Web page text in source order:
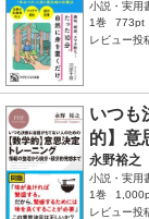
小説・実用
1巻
773pt
レビュー投
いつも
的】意
永野裕之
小説・実用
1巻
レビュー投